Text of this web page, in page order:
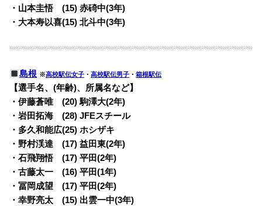
・山本圭悟 (15) 赤碕中(3年)
・大本寿以喜(15) 北斗中(3年)
島根 ※高校駅伝女子 ・高校駅伝男子 ・箱根駅伝
【選手名、(年齢)、所属名など】
・伊藤蒼唯 (20) 駒澤大(2年)
・岩田拓海 (28) JFEスチール
・多久和能広(25) ホシザキ
・野村渓達 (17) 益田東(2年)
・石飛翔悟 (17) 平田(2年)
・古藤太一 (16) 平田(1年)
・冨岡成望 (17) 平田(2年)
・幸野亮太 (15) 出雲一中(3年)